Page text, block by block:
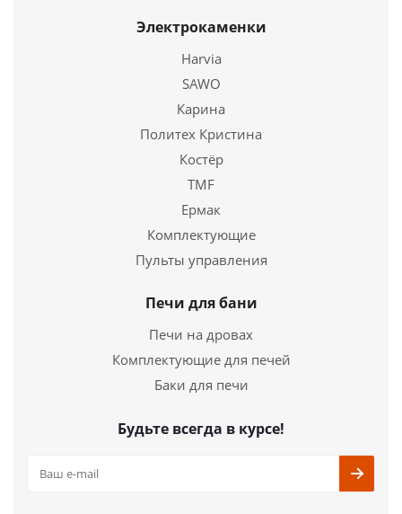
Подробнее
Купить в 1 клик
Электрокаменки
Harvia
SAWO
Карина
Политех Кристина
Костёр
TMF
Ермак
Комплектующие
Пульты управления
Печи для бани
Печи на дровах
Комплектующие для печей
Баки для печи
Будьте всегда в курсе!